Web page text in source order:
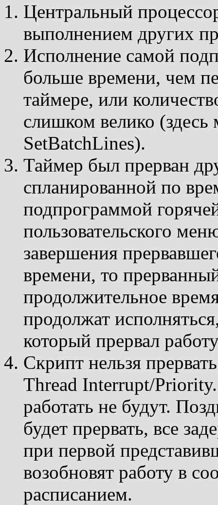
Центральный
выполнением других
Исполнение самой
больше времени, чем
таймере, или
слишком велико
SetBatchLines).
Таймер был прерван
спланированной по
подпрограммой
пользовательского
завершения
времени, то
продолжительное
продолжат
который прервал
Скрипт нельзя
Thread Interrupt/
работать не будут.
будет прервать, все
при первой
возобновят работу в
расписанием.